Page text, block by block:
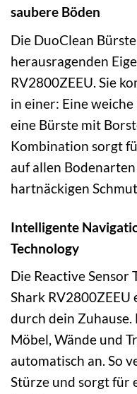
saubere Böden
Die DuoClean
herausragenden
RV2800ZEEU. Sie
in einer: Eine
eine Bürste mit
Kombination sorgt
auf allen
hartnäckigen
Intelligente
Technology
Die Reactive Sensor
Shark RV2800ZEEU
durch dein
Möbel, Wände und
automatisch an. So
Stürze und sorgt für